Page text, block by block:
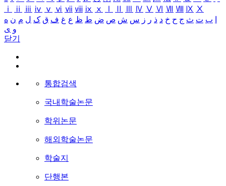
ⅰ
ⅱ ⅲ ⅳ ⅴ ⅵ ⅶ ⅷ ⅸ ⅹ Ⅳ Ⅴ Ⅵ Ⅶ Ⅷ Ⅸ Ⅹ
ب ت ث ج ح خ د ذ ر ز س ش ص ض ط ظ ع غ ف ق ک ل م ن ه
و ی
닫기
통합검색
국내학술논문
학위논문
해외학술논문
학술지
단행본